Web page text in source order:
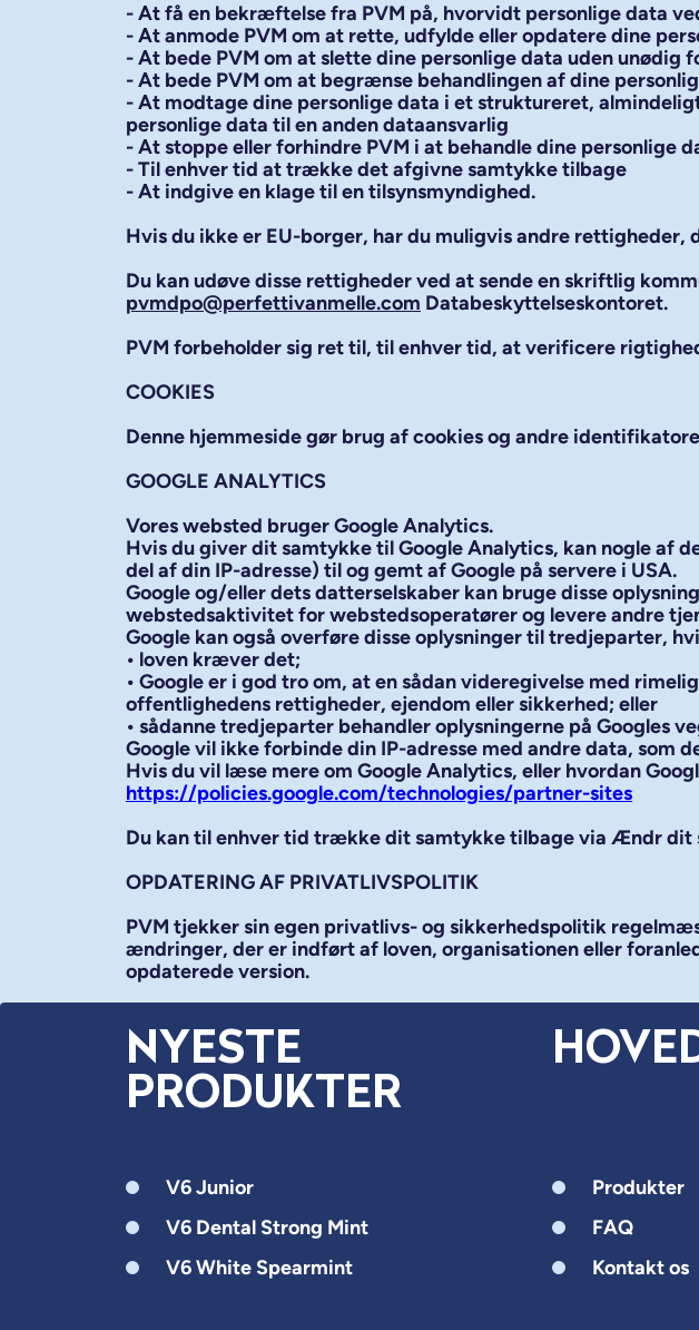
- At få en bekræftelse fra PVM på, hvorvidt personlige data
- At anmode PVM om at rette, udfylde eller opdatere dine
- At bede PVM om at slette dine personlige data uden unødig
- At bede PVM om at begrænse behandlingen af dine
- At modtage dine personlige data i et struktureret,
personlige data til en anden dataansvarlig
- At stoppe eller forhindre PVM i at behandle dine personlige
- Til enhver tid at trække det afgivne samtykke tilbage
- At indgive en klage til en tilsynsmyndighed.
Hvis du ikke er EU-borger, har du muligvis andre rettigheder,
Du kan udøve disse rettigheder ved at sende en skriftlig
pvmdpo@perfettivanmelle.com Databeskyttelseskontoret.
PVM forbeholder sig ret til, til enhver tid, at verificere
COOKIES
Denne hjemmeside gør brug af cookies og andre
GOOGLE ANALYTICS
Vores websted bruger Google Analytics.
Hvis du giver dit samtykke til Google Analytics, kan nogle af
del af din IP-adresse) til og gemt af Google på servere i USA.
Google og/eller dets datterselskaber kan bruge disse
webstedsaktivitet for webstedsoperatører og levere andre
Google kan også overføre disse oplysninger til tredjeparter,
• loven kræver det;
• Google er i god tro om, at en sådan videregivelse med
offentlighedens rettigheder, ejendom eller sikkerhed; eller
• sådanne tredjeparter behandler oplysningerne på Googles
Google vil ikke forbinde din IP-adresse med andre data, som
Hvis du vil læse mere om Google Analytics, eller hvordan
https://policies.google.com/technologies/partner-sites
Du kan til enhver tid trække dit samtykke tilbage via Ændr dit
OPDATERING AF PRIVATLIVSPOLITIK
PVM tjekker sin egen privatlivs- og sikkerhedspolitik
ændringer, der er indført af loven, organisationen eller
opdaterede version.
NYESTE
PRODUKTER
V6 Junior
V6 Dental Strong Mint
V6 White Spearmint
Produkter
FAQ
Kontakt os